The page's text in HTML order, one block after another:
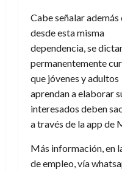
Cabe señalar además
desde esta misma
dependencia, se
permanentemente
que jóvenes y adultos
aprendan a elaborar
interesados deben
a través de la app de
Más información, en
de empleo, vía